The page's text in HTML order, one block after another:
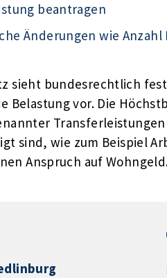
beantragen
Änderungen wie
sieht bundesrechtlich
Belastung vor. Die
sind, wie zum Beispiel
Anspruch auf